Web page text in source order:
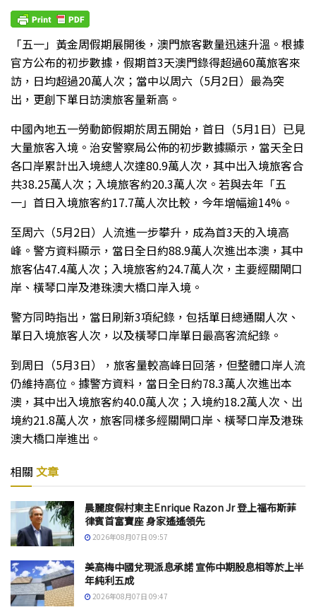
「五一」黃金周假期展開後，澳門旅客數量迅速升溫。根據
官方公布的初步數據，假期首3天澳門錄得超過60萬旅客來
訪，日均超過20萬人次；當中以周六（5月2日）最為突
出，更創下單日訪澳旅客量新高。
中國內地五一勞動節假期於周五開始，首日（5月1日）已見
大量旅客入境。治安警察局公佈的初步數據顯示，當天全日
各口岸累計出入境總人次達80.9萬人次，其中出入境旅客合
共38.25萬人次；入境旅客約20.3萬人次。若與去年「五
一」首日入境旅客約17.7萬人次比較，今年增幅逾14% 。
至周六（5月2日）人流進一步攀升，成為首3天的入境高
峰。警方資料顯示，當日全日約88.9萬人次進出本澳，其中
旅客佔47.4萬人次；入境旅客約24.7萬人次，主要經關閘口
岸、橫琴口岸及港珠澳大橋口岸入境。
警方同時指出，當日刷新3項紀錄，包括單日總通關人次、
單日入境旅客人次，以及橫琴口岸單日最高客流紀錄。
到周日（5月3日），旅客量較高峰日回落，但整體口岸人流
仍維持高位。據警方資料，當日全日約78.3萬人次進出本
澳，其中出入境旅客約40.0萬人次；入境約18.2萬人次、出
境約21.8萬人次，旅客同樣多經關閘口岸、橫琴口岸及港珠
澳大橋口岸進出。
相關 文章
晨麗度假村東主Enrique Razon Jr 登上福布斯菲
律賓首富寶座 身家遙遙領先
2026年08月07日 09:57
美高梅中國兌現派息承諾 宣佈中期股息相等於上半
年純利五成
2026年08月07日 09:47